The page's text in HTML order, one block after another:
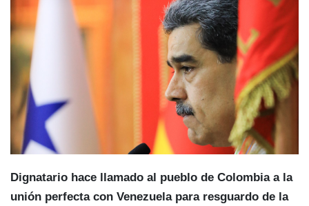
Dignatario hace llamado al pueblo de Colombia a la
unión perfecta con Venezuela para resguardo de la